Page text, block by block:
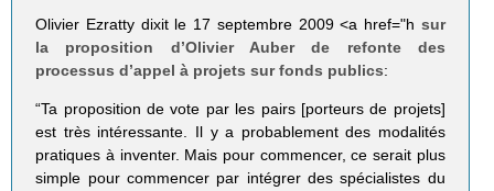
Olivier Ezratty dixit le 17 septembre 2009 <a href="h sur
la proposition d’Olivier Auber de refonte des
processus d’appel à projets sur fonds publics:
“Ta proposition de vote par les pairs [porteurs de projets]
est très intéressante. Il y a probablement des modalités
pratiques à inventer. Mais pour commencer, ce serait plus
simple pour commencer par intégrer des spécialistes du